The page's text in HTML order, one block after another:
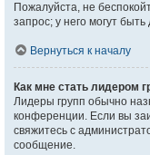
Пожалуйста, не
запрос; у него могут
Вернуться к началу
Как мне стать лидером
Лидеры групп обычно
конференции. Если вы
свяжитесь с
сообщение.